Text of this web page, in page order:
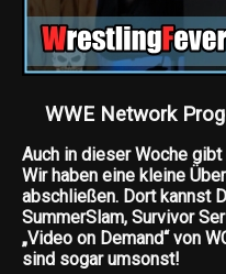
WWE Network
Auch in dieser Woche
Wir haben eine kleine
abschließen. Dort kannst
SummerSlam, Survivor
„Video on Demand“ von
sind sogar umsonst!